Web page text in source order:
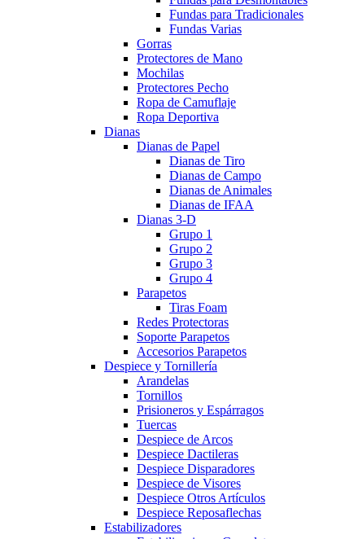
Fundas para Tradicionales
Fundas Varias
Gorras
Protectores de Mano
Mochilas
Protectores Pecho
Ropa de Camuflaje
Ropa Deportiva
Dianas
Dianas de Papel
Dianas de Tiro
Dianas de Campo
Dianas de Animales
Dianas de IFAA
Dianas 3-D
Grupo 1
Grupo 2
Grupo 3
Grupo 4
Parapetos
Tiras Foam
Redes Protectoras
Soporte Parapetos
Accesorios Parapetos
Despiece y Tornillería
Arandelas
Tornillos
Prisioneros y Espárragos
Tuercas
Despiece de Arcos
Despiece Dactileras
Despiece Disparadores
Despiece de Visores
Despiece Otros Artículos
Despiece Reposaflechas
Estabilizadores